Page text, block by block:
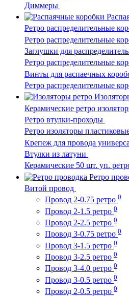
Диммеры
Ретро распределительные
Ретро распределительные
Заглушки для
Ретро распределительные
Винты для распаечных
Ретро распределительные
Керамические ретро
Ретро втулки-проходы
Ретро изоляторы
Крепеж для провода
Втулки из латуни
Керамические 50 шт. уп.
Ретро
Витой провод
Провод 2-0.75 ретро 0
Провод 2-1.5 ретро 0
Провод 2-2.5 ретро 0
Провод 3-0.75 ретро 0
Провод 3-1.5 ретро 0
Провод 3-2.5 ретро 0
Провод 3-4.0 ретро 0
Провод 3-0.5 ретро 0
Провод 2-0.5 ретро 0